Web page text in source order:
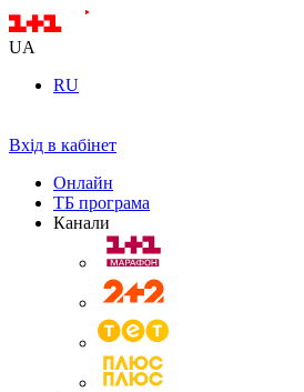
UA
RU
Вхід в кабінет
Онлайн
ТБ програма
Канали